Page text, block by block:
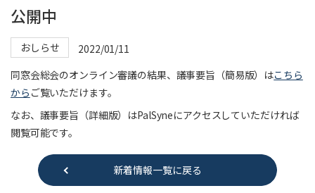
公開中
おしらせ
2022/01/11
同窓会総会のオンライン審議の結果、議事要旨（簡易版）はこちら
から ご覧いただけます。
なお、議事要旨（詳細版）はPalSyneにアクセスしていただければ
閲覧可能です。
新着情報一覧に戻る